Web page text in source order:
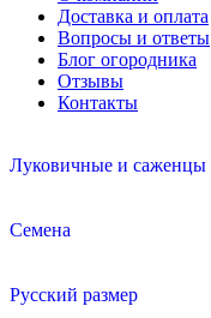
Доставка и оплата
Вопросы и ответы
Блог огородника
Отзывы
Контакты
Луковичные и саженцы
Семена
Русский размер